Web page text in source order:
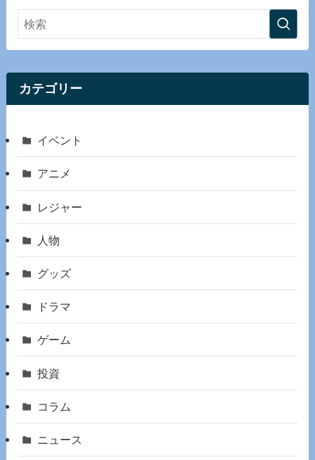
カテゴリー
イベント
アニメ
レジャー
人物
グッズ
ドラマ
ゲーム
投資
コラム
ニュース